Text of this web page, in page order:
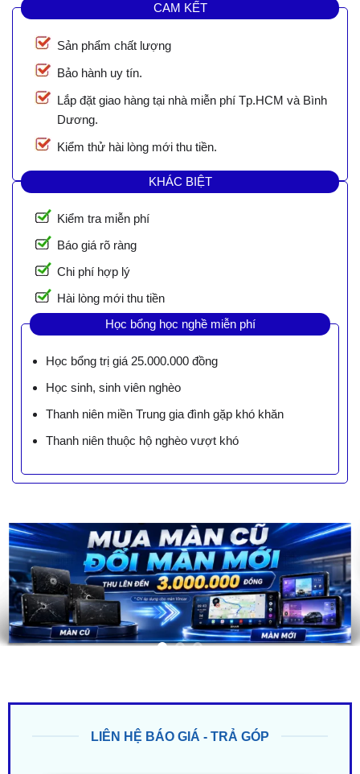
CAM KẾT
Sản phẩm chất lượng
Bảo hành uy tín.
Lắp đặt giao hàng tại nhà miễn phí Tp.HCM và Bình
Dương.
Kiểm thử hài lòng mới thu tiền.
KHÁC BIỆT
Kiểm tra miễn phí
Báo giá rõ ràng
Chi phí hợp lý
Hài lòng mới thu tiền
Học bổng học nghề miễn phí
Học bổng trị giá 25.000.000 đồng
Học sinh, sinh viên nghèo
Thanh niên miền Trung gia đình gặp khó khăn
Thanh niên thuộc hộ nghèo vượt khó